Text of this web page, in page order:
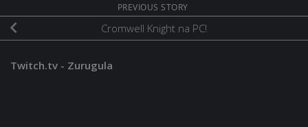
PREVIOUS STORY
Cromwell Knight na PC!
Twitch.tv - Zurugula